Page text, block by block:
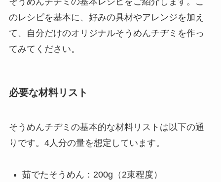
のレシピを基本に、好みの具材やアレンジを加え
て、自分だけのオリジナルそうめんチヂミを作っ
てみてください。
必要な材料リスト
そうめんチヂミの基本的な材料リストは以下の通
りです。4人分の量を想定しています。
茹でたそうめん：200g（2束程度）